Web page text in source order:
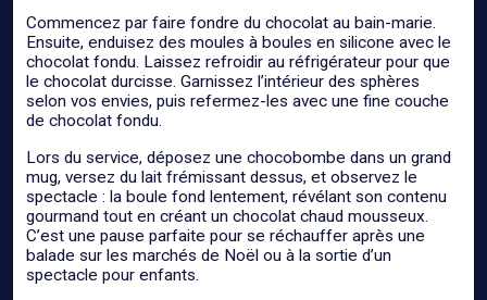
Commencez par faire fondre du chocolat au bain-marie.
Ensuite, enduisez des moules à boules en silicone avec le
chocolat fondu. Laissez refroidir au réfrigérateur pour que
le chocolat durcisse. Garnissez l’intérieur des sphères
selon vos envies, puis refermez-les avec une fine couche
de chocolat fondu.
Lors du service, déposez une chocobombe dans un grand
mug, versez du lait frémissant dessus, et observez le
spectacle : la boule fond lentement, révélant son contenu
gourmand tout en créant un chocolat chaud mousseux.
C’est une pause parfaite pour se réchauffer après une
balade sur les marchés de Noël ou à la sortie d’un
spectacle pour enfants.